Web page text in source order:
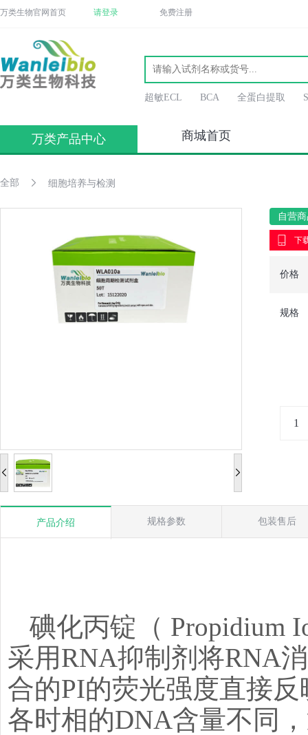
万类生物官网首页 请登录 免费注册
超敏ECL BCA 全蛋白提取
万类产品中心 商城首页
全部 细胞培养与检测
自营
下
价格
规格
产品介绍 规格参数 包装售后
碘化丙锭（ Propidium
采用RNA抑制剂将RNA
合的PI的荧光强度直接
各时相的DNA含量不同